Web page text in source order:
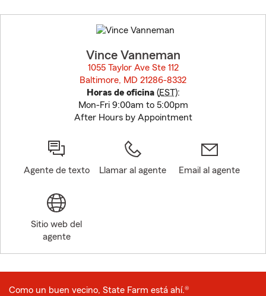
to
before
Vince Vanneman
1055 Taylor Ave Ste 112
Baltimore, MD 21286-8332
Horas de oficina(EST):
Mon-Fri 9:00am to 5:00pm
After Hours by Appointment
Agente de texto Llamar al agente Email al agente
Sitio web del
agente
Como un buen vecino, State Farm está ahí.®